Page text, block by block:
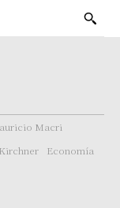
Macri
Economía